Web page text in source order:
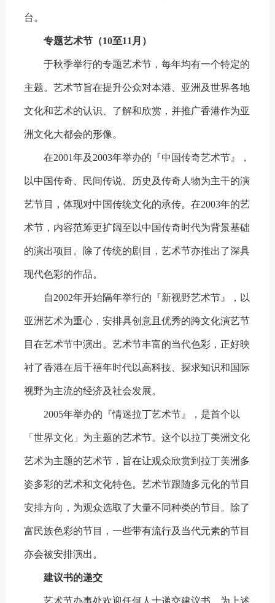
台。
专题艺术节（10至11月）
于秋季举行的专题艺术节，每年均有一个特定的
主题。艺术节旨在提升公众对本港、亚洲及世界各地
文化和艺术的认识、了解和欣赏，并推广香港作为亚
洲文化大都会的形像。
在2001年及2003年举办的『中国传奇艺术节』，
以中国传奇、民间传说、历史及传奇人物为主干的演
艺节目，体现对中国传统文化的承传。在2003年的艺
术节，内容范筹更扩阔至以中国传奇时代为背景基础
的演出项目。除了传统的剧目，艺术节亦推出了深具
现代色彩的作品。
自2002年开始隔年举行的『新视野艺术节』，以
亚洲艺术为重心，安排具创意且优秀的跨文化演艺节
目在艺术节中演出。艺术节丰富的当代色彩，正好映
衬了香港在后千禧年时代以高科技、探求知识和国际
视野为主流的经济及社会发展。
2005年举办的『情迷拉丁艺术节』，是首个以
「世界文化」为主题的艺术节。这个以拉丁美洲文化
艺术为主题的艺术节，旨在让观众欣赏到拉丁美洲多
姿多彩的艺术和文化特色。艺术节跟随多元化的节目
安排方向，为观众选取了大量不同种类的节目。除了
富民族色彩的节目，一些带有流行及当代元素的节目
亦会被安排演出。
建议书的递交
艺术节办事处欢迎任何人士递交建议书，为上述